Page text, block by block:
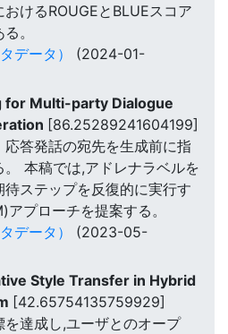
けるROUGEとBLUEスコア
。
データ）
(2024-01-
for Multi-party Dialogue
[86.25289241604199]
応答発話の宛先を生成前に指
。 本稿では,アドレナラベルを
ステップを反復的に実行す
プローチを提案する。
データ）
(2023-05-
Style Transfer in Hybrid
[42.65754135759929]
達成し,ユーザとのオープ